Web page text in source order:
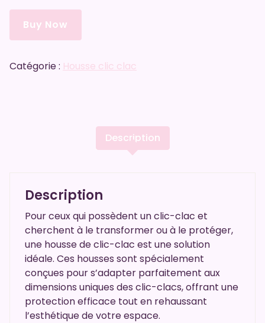
Buy Now
Catégorie : Housse clic clac
Description
Description
Pour ceux qui possèdent un clic-clac et
cherchent à le transformer ou à le protéger,
une housse de clic-clac est une solution
idéale. Ces housses sont spécialement
conçues pour s’adapter parfaitement aux
dimensions uniques des clic-clacs, offrant une
protection efficace tout en rehaussant
l’esthétique de votre espace.